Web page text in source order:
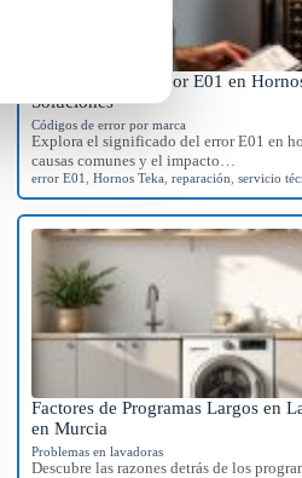
Significado del Error E01 en
Soluciones
Códigos de error por marca
Explora el significado del error E01 en
causas comunes y el impacto…
error E01 ,Hornos Teka ,reparación ,servicio
Factores de Programas Largos en
en Murcia
Problemas en lavadoras
Descubre las razones detrás de los